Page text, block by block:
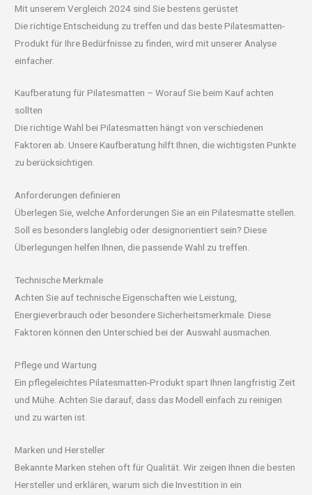
Mit unserem Vergleich 2024 sind Sie bestens gerüstet
Die richtige Entscheidung zu treffen und das beste Pilatesmatten-
Produkt für Ihre Bedürfnisse zu finden, wird mit unserer Analyse
einfacher.
Kaufberatung für Pilatesmatten – Worauf Sie beim Kauf achten
sollten
Die richtige Wahl bei Pilatesmatten hängt von verschiedenen
Faktoren ab. Unsere Kaufberatung hilft Ihnen, die wichtigsten Punkte
zu berücksichtigen.
Anforderungen definieren
Überlegen Sie, welche Anforderungen Sie an ein Pilatesmatte stellen.
Soll es besonders langlebig oder designorientiert sein? Diese
Überlegungen helfen Ihnen, die passende Wahl zu treffen.
Technische Merkmale
Achten Sie auf technische Eigenschaften wie Leistung,
Energieverbrauch oder besondere Sicherheitsmerkmale. Diese
Faktoren können den Unterschied bei der Auswahl ausmachen.
Pflege und Wartung
Ein pflegeleichtes Pilatesmatten-Produkt spart Ihnen langfristig Zeit
und Mühe. Achten Sie darauf, dass das Modell einfach zu reinigen
und zu warten ist.
Marken und Hersteller
Bekannte Marken stehen oft für Qualität. Wir zeigen Ihnen die besten
Hersteller und erklären, warum sich die Investition in ein